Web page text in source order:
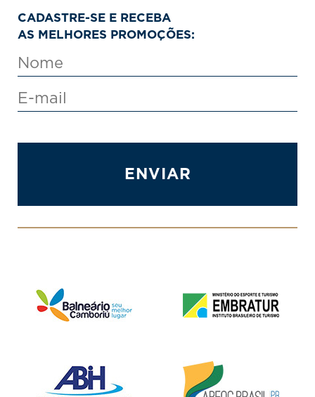
CADASTRE-SE E RECEBA
AS MELHORES PROMOÇÕES:
ENVIAR